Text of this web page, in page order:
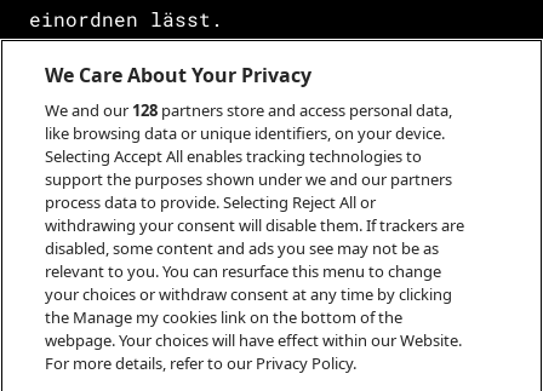
einordnen lässt.
Nachdem er viel Zeit auf andalusischen
Raves und Festivals mit seinem
multikulturellen Freundeskreis verbracht
hatte, zog Moritz schließlich nach
Berlin. Er tauchte in die aufstrebende
Cloud-Rap- und Trap-Szene ein und
freundete sich mit dem Rapper Longus
Mongus von BHZ an. Sie nahmen zusammen
einen Track auf, "Issues", der von
Hörer*innen, Playlist-Kurator*innen und
Algorithmen gleichermaßen geliebt wurde.
We Care About Your Privacy
We and our 128 partners store and access personal data,
like browsing data or unique identifiers, on your device.
Selecting Accept All enables tracking technologies to
support the purposes shown under we and our partners
process data to provide. Selecting Reject All or
withdrawing your consent will disable them. If trackers are
disabled, some content and ads you see may not be as
relevant to you. You can resurface this menu to change
your choices or withdraw consent at any time by clicking
the Manage my cookies link on the bottom of the
webpage. Your choices will have effect within our Website.
For more details, refer to our Privacy Policy.